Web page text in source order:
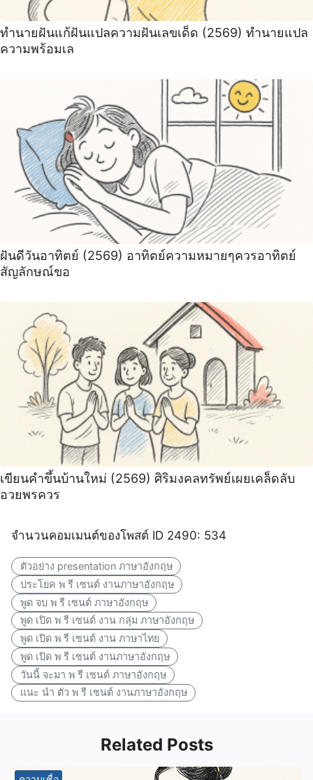
ทํานายฝันแก้ฝันแปลความฝันเลขเด็ด (2569) ทํานายแปล
ความพร้อมเล
ฝันดีวันอาทิตย์ (2569) อาทิตย์ความหมายๆควรอาทิตย์
สัญลักษณ์ขอ
เขียนคำขึ้นบ้านใหม่ (2569) ศิริมงคลทรัพย์เผยเคล็ดลับ
อวยพรควร
จำนวนคอมเมนต์ของโพสต์ ID 2490: 534
ตัวอย่าง presentation ภาษาอังกฤษ
ประโยค พ รี เซนต์ งานภาษาอังกฤษ
พูด จบ พ รี เซนต์ ภาษาอังกฤษ
พูด เปิด พ รี เซนต์ งาน กลุ่ม ภาษาอังกฤษ
พูด เปิด พ รี เซนต์ งาน ภาษาไทย
พูด เปิด พ รี เซนต์ งานภาษาอังกฤษ
วันนี้ จะมา พ รี เซนต์ ภาษาอังกฤษ
แนะ นํา ตัว พ รี เซนต์ งานภาษาอังกฤษ
Related Posts